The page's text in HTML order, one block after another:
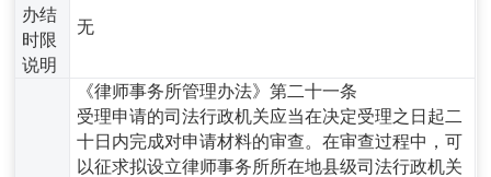
办结
时限
说明
无
《律师事务所管理办法》第二十一条
受理申请的司法行政机关应当在决定受理之日起二
十日内完成对申请材料的审查。在审查过程中，可
以征求拟设立律师事务所所在地县级司法行政机关